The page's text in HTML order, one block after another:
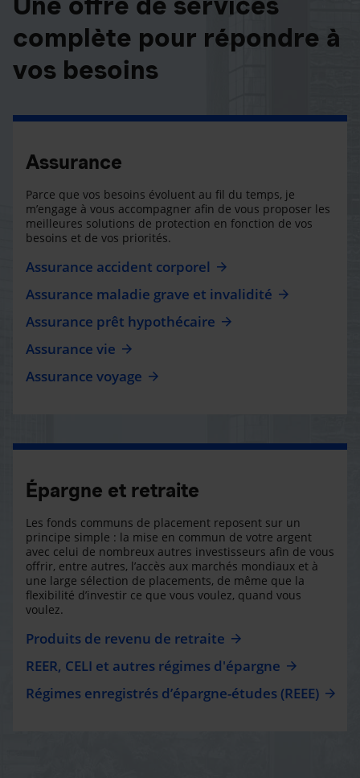
complète pour répondre à
vos besoins
Assurance
Parce que vos besoins évoluent au fil du temps, je
m’engage à vous accompagner afin de vous proposer les
meilleures solutions de protection en fonction de vos
besoins et de vos priorités.
Assurance accident corporel
Assurance maladie grave et invalidité
Assurance prêt hypothécaire
Assurance vie
Assurance voyage
Épargne et retraite
Les fonds communs de placement reposent sur un
principe simple : la mise en commun de votre argent
avec celui de nombreux autres investisseurs afin de vous
offrir, entre autres, l’accès aux marchés mondiaux et à
une large sélection de placements, de même que la
flexibilité d’investir ce que vous voulez, quand vous
voulez.
Produits de revenu de retraite
REER, CELI et autres régimes d'épargne
Régimes enregistrés d’épargne-études (REEE)